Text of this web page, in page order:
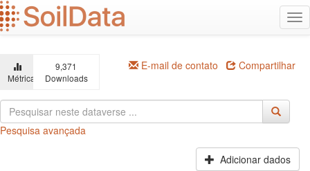
Ir
para
o
principal
Métricas
9,371
Downloads
E-mail de contato Compartilhar
Pesquisa avançada
Adicionar dados